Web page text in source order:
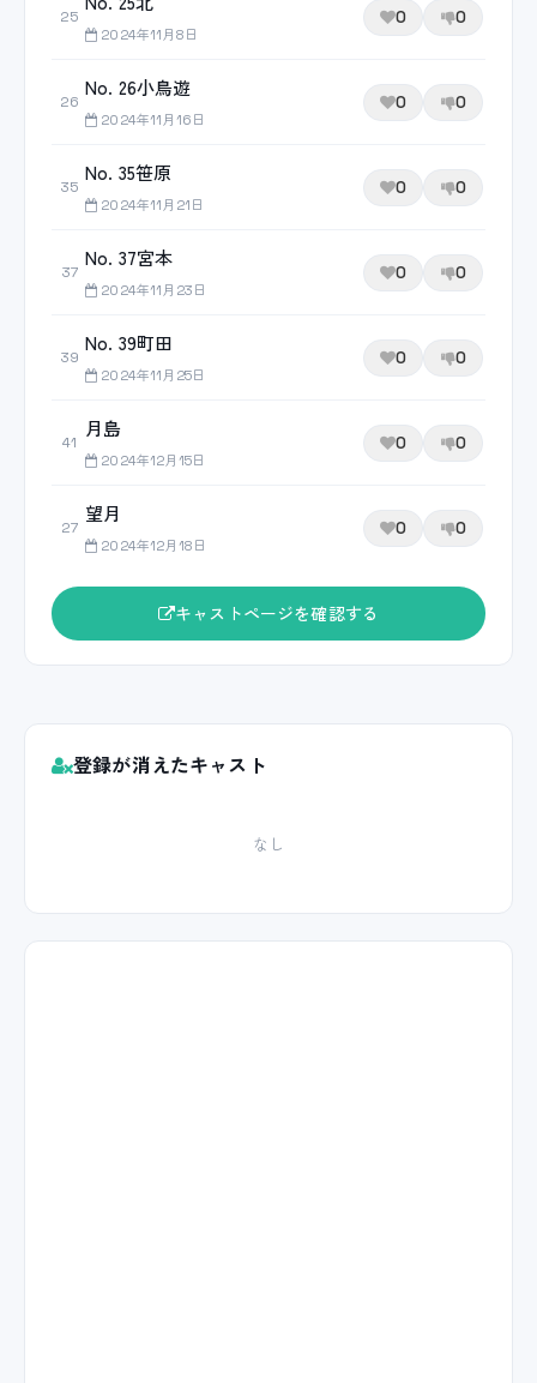
25
2024年11月8日
0 0
26
No. 26小鳥遊
2024年11月16日
0 0
35
No. 35笹原
2024年11月21日
0 0
37
No. 37宮本
2024年11月23日
0 0
39
No. 39町田
2024年11月25日
0 0
41
月島
2024年12月15日
0 0
27
望月
2024年12月18日
0 0
キャストページを確認する
登録が消えたキャスト
なし